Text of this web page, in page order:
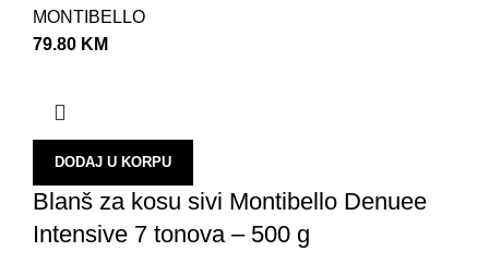
MONTIBELLO
79.80 KM
DODAJ U KORPU
Blanš za kosu sivi Montibello Denuee
Intensive 7 tonova – 500 g